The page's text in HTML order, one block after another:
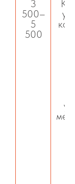
3
500–
5
500